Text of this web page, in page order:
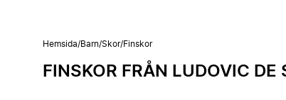
Hemsida/Barn/Skor/Finskor
FINSKOR FRÅN LUDOVIC DE